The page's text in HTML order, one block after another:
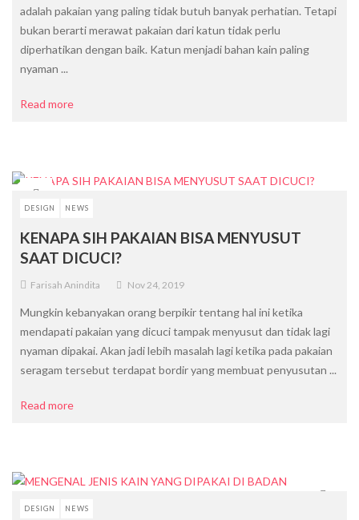
adalah pakaian yang paling tidak butuh banyak perhatian. Tetapi
bukan berarti merawat pakaian dari katun tidak perlu
diperhatikan dengan baik. Katun menjadi bahan kain paling
nyaman ...
Read more
DESIGN NEWS
KENAPA SIH PAKAIAN BISA MENYUSUT
SAAT DICUCI?
Farisah Anindita Nov 24, 2019
Mungkin kebanyakan orang berpikir tentang hal ini ketika
mendapati pakaian yang dicuci tampak menyusut dan tidak lagi
nyaman dipakai. Akan jadi lebih masalah lagi ketika pada pakaian
seragam tersebut terdapat bordir yang membuat penyusutan ...
Read more
DESIGN NEWS